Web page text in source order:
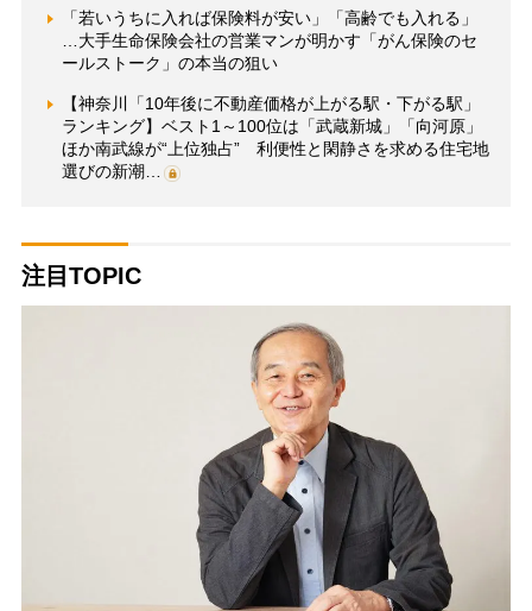
「若いうちに入れば保険料が安い」「高齢でも入れる」
…大手生命保険会社の営業マンが明かす「がん保険のセ
ールストーク」の本当の狙い
【神奈川「10年後に不動産価格が上がる駅・下がる駅」
ランキング】ベスト1～100位は「武蔵新城」「向河原」
ほか南武線が“上位独占” 利便性と閑静さを求める住宅地
選びの新潮…
注目TOPIC